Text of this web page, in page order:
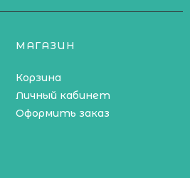
МАГАЗИН
Корзина
Личный кабинет
Оформить заказ